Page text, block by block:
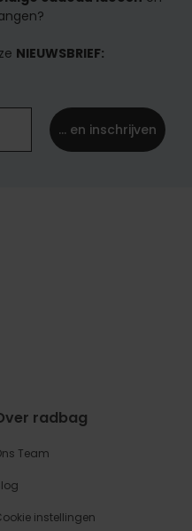
NIEUWSBRIEF:
... en inschrijven
radbag
Team
instellingen